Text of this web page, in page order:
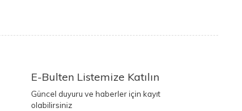
E-Bulten Listemize Katılın
Güncel duyuru ve haberler için kayıt
olabilirsiniz